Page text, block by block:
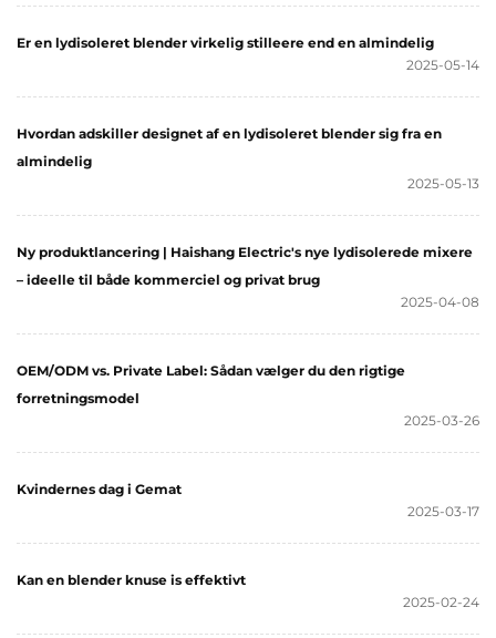
Er en lydisoleret blender virkelig stilleere end en almindelig
2025-05-14
Hvordan adskiller designet af en lydisoleret blender sig fra en
almindelig
2025-05-13
Ny produktlancering | Haishang Electric's nye lydisolerede mixere
– ideelle til både kommerciel og privat brug
2025-04-08
OEM/ODM vs. Private Label: Sådan vælger du den rigtige
forretningsmodel
2025-03-26
Kvindernes dag i Gemat
2025-03-17
Kan en blender knuse is effektivt
2025-02-24